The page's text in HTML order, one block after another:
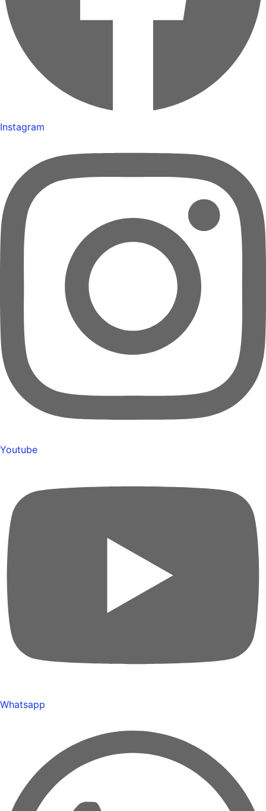
Instagram
Youtube
Whatsapp